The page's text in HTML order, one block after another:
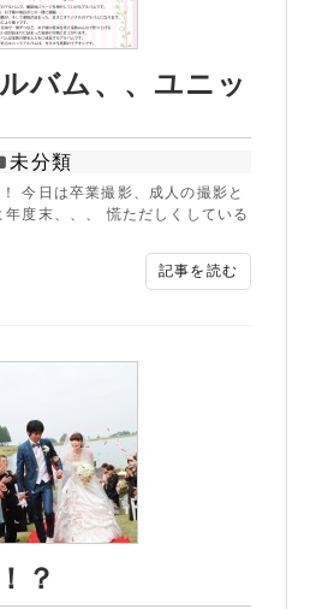
バム、、ユニッ
未分類
今日は卒業撮影、成人の撮影と
度末、、、 慌ただしくしている
記事を読む
？